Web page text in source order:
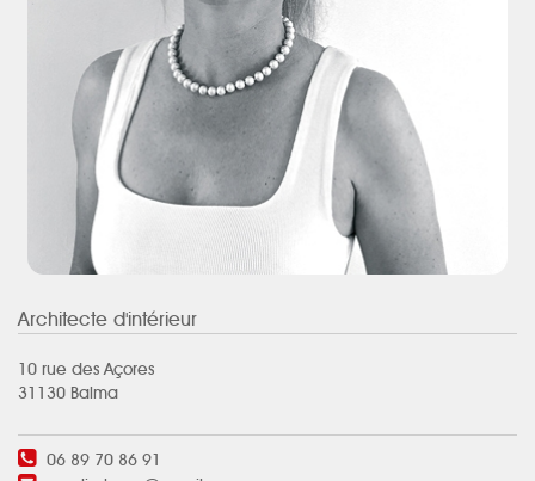
Architecte d'intérieur
10 rue des Açores
31130 Balma
06 89 70 86 91